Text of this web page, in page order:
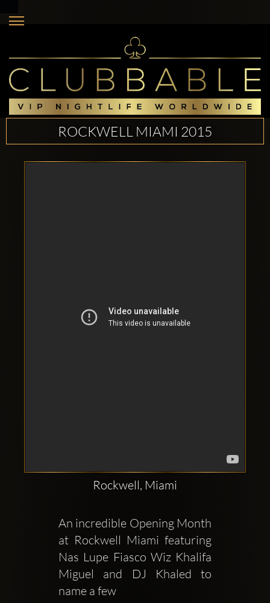
ROCKWELL MIAMI 2015
Rockwell, Miami
An incredible Opening Month
at Rockwell Miami featuring
Nas Lupe Fiasco Wiz Khalifa
Miguel and DJ Khaled to
name a few